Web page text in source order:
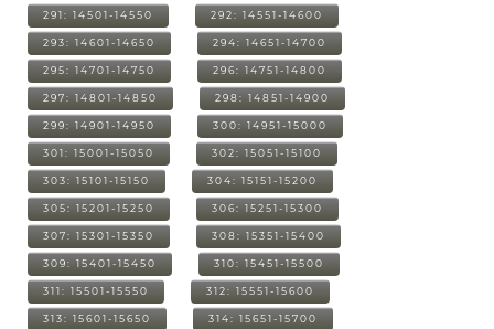
291: 14501-14550 292: 14551-14600
293: 14601-14650 294: 14651-14700
295: 14701-14750 296: 14751-14800
297: 14801-14850 298: 14851-14900
299: 14901-14950 300: 14951-15000
301: 15001-15050 302: 15051-15100
303: 15101-15150 304: 15151-15200
305: 15201-15250 306: 15251-15300
307: 15301-15350 308: 15351-15400
309: 15401-15450 310: 15451-15500
311: 15501-15550 312: 15551-15600
313: 15601-15650 314: 15651-15700